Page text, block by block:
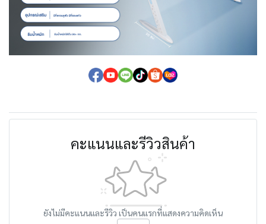
คะแนนและรีวิวสินค้า
ยังไม่มีคะแนนและรีวิว เป็นคนแรกที่แสดงความคิดเห็น